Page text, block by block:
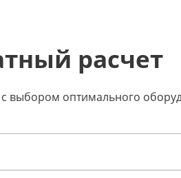
расчет
выбором оптимального